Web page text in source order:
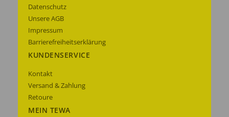
Datenschutz
Unsere AGB
Impressum
Barrierefreiheitserklärung
KUNDENSERVICE
Kontakt
Versand & Zahlung
Retoure
MEIN TEWA